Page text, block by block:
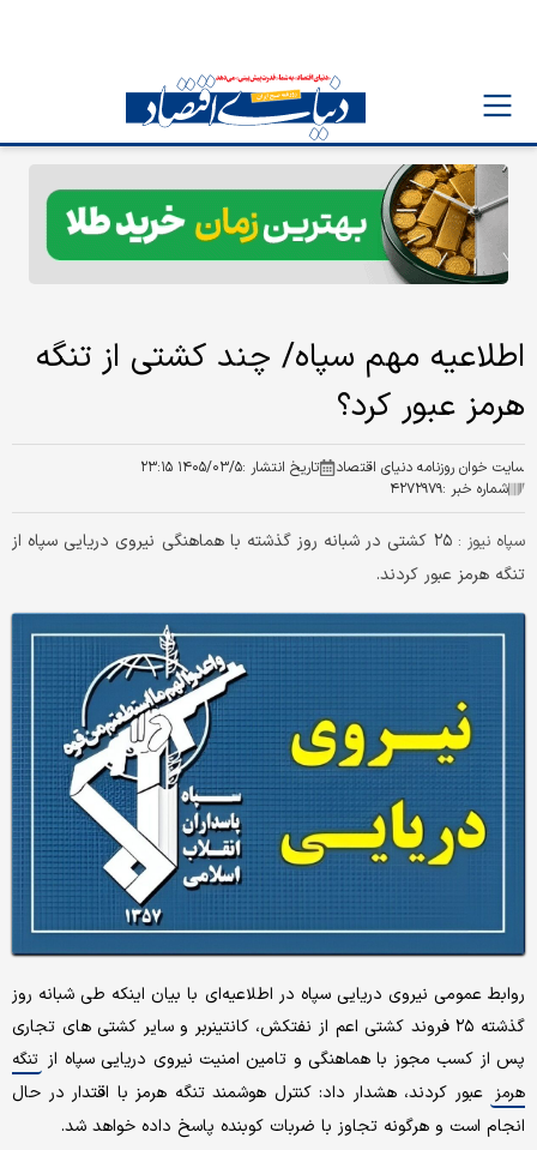
اطلاعیه مهم سپاه/ چند کشتی از تنگه
هرمز عبور کرد؟
سایت خوان روزنامه دنیای اقتصاد تاریخ انتشار :۱۴۰۵/۰۳/۵ ۲۳:۱۵
شماره خبر :۴۲۷۲۹۷۹
سپاه نیوز :
۲۵ کشتی در شبانه روز گذشته با هماهنگی نیروی دریایی سپاه از
تنگه هرمز عبور کردند.
روابط عمومی نیروی دریایی سپاه در اطلاعیه‌ای با بیان اینکه طی شبانه روز
گذشته ۲۵ فروند کشتی اعم از نفتکش، کانتینربر و سایر کشتی های تجاری
پس از کسب مجوز با هماهنگی و تامین امنیت نیروی دریایی سپاه از تنگه
هرمز عبور کردند، هشدار داد: کنترل هوشمند تنگه هرمز با اقتدار در حال
انجام است و هرگونه تجاوز با ضربات کوبنده پاسخ داده خواهد شد.